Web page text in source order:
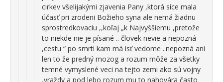
cirkev všelijakými zjavenia Pany ,ktorá síce mala
účasť pri zrodeni Božieho syna ale nemá žiadnu
sprostredkovaciu ,,koľaj „k Najvyššiemu ,pretože
to niekde nie je písané .. človek nevie a nepozná
,cestu “ po smrti kam má ísť vedome ..nepozná ani
len to že predný mozog a rozum môže za všetky
temné vymyslené veci na tejto zemi ako sú vojny
,vraždy a pod lebo rozum mu to nahovára často